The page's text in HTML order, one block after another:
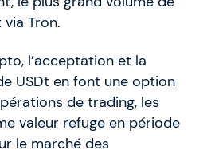
Tron.
l’acceptation et la
USDt en font une option
de trading, les
valeur refuge en période
le marché des